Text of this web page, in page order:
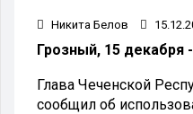
Никита Белов
Грозный, 15 декабря -
Глава Чеченской
сообщил об